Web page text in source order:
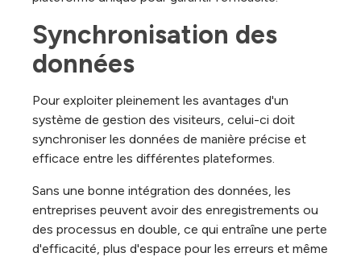
Synchronisation des
données
Pour exploiter pleinement les avantages d'un
système de gestion des visiteurs, celui-ci doit
synchroniser les données de manière précise et
efficace entre les différentes plateformes.
Sans une bonne intégration des données, les
entreprises peuvent avoir des enregistrements ou
des processus en double, ce qui entraîne une perte
d'efficacité, plus d'espace pour les erreurs et même